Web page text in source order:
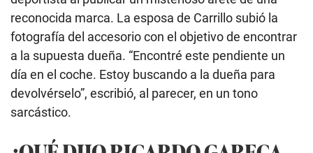
reconocida marca. La esposa de Carrillo subió la
fotografía del accesorio con el objetivo de encontrar
a la supuesta dueña. “Encontré este pendiente un
día en el coche. Estoy buscando a la dueña para
devolvérselo”, escribió, al parecer, en un tono
sarcástico.